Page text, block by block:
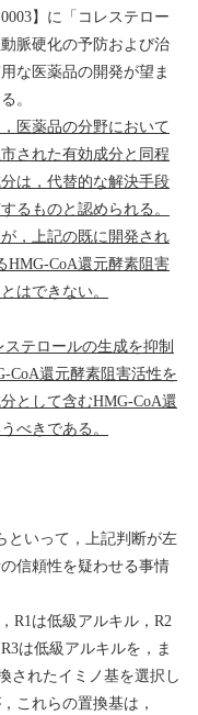
0003】に「コレステロー
脈硬化の予防および治
な医薬品の開発が望ま
。
医薬品の分野において
された有効成分と同程
は，代替的な解決手段
るものと認められる。
，上記の既に開発され
HMG-CoA還元酵素阻害
はできない。
テロールの生成を抑制
CoA還元酵素阻害活性を
として含むHMG-CoA還
べきである。
といって，上記判断が左
信頼性を疑わせる事情
R1 は低級アルキル， R2
R3は低級アルキルを，ま
されたイミノ基を選択し
これらの置換基は，